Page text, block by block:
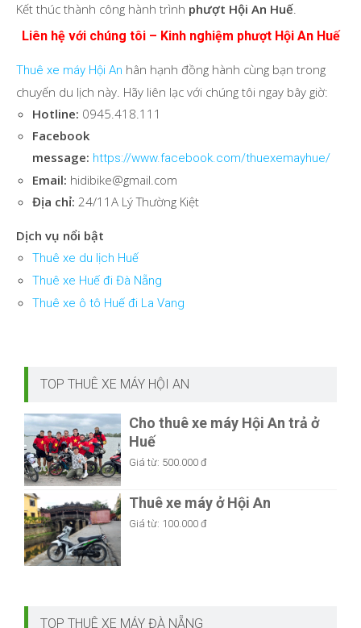
Liên hệ với chúng tôi – Kinh nghiệm phượt Hội An Huế
chuyến du lịch này. Hãy liên lạc với chúng tôi ngay bây giờ:
Hotline:0945.418.111
Facebook
message:
Email:hidibike@gmail.com
Địa chỉ:24/11A Lý Thường Kiệt
Thuê xe du lịch Huế
Thuê xe Huế đi Đà Nẵng
Thuê xe ô tô Huế đi La Vang
Huế
Giá từ:
Giá từ:100.000 đ